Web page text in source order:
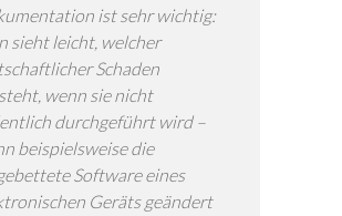
ist sehr wichtig:
sieht leicht, welcher
Schaden
wenn sie nicht
durchgeführt wird –
beispielsweise die
Software eines
Geräts geändert